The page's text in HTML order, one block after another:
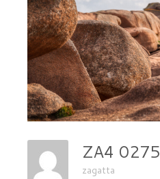
ZA4 0275
zagatta